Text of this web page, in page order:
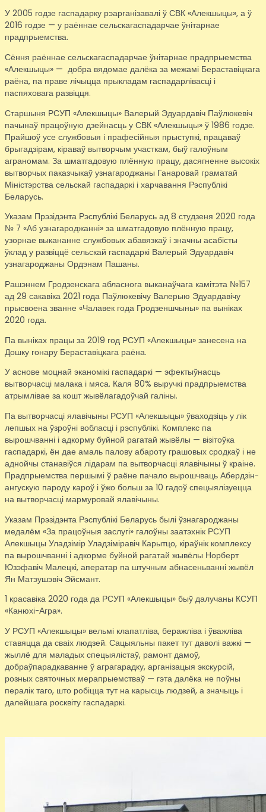
У 2005 годзе гаспадарку рэарганізавалі ў СВК «Алекшыцы», а ў
2016 годзе — у раённае сельскагаспадарчае ўнітарнае
прадпрыемства.
Сёння раённае сельскагаспадарчае ўнітарнае прадпрыемства
«Алекшыцы» — добра вядомае далёка за межамі Бераставіцкага
раёна, па праве лічыцца прыкладам гаспадарлівасці і
паспяховага развіцця.
Старшыня РСУП «Алекшыцы» Валерый Эдуардавіч Паўлюкевіч
пачынаў працоўную дзейнасць у СВК «Алекшыцы» ў 1986 годзе.
Прайшоў усе службовыя і прафесійныя прыступкі, працаваў
брыгадзірам, кіраваў вытворчым участкам, быў галоўным
аграномам. За шматгадовую плённую працу, дасягненне высокіх
вытворчых паказчыкаў узнагароджаны Ганаровай граматай
Міністэрства сельскай гаспадаркі і харчавання Рэспублікі
Беларусь.
Указам Прэзідэнта Рэспублікі Беларусь ад 8 студзеня 2020 года
№ 7 «Аб узнагароджанні» за шматгадовую плённую працу,
узорнае выкананне службовых абавязкаў і значны асабісты
ўклад у развіццё сельскай гаспадаркі Валерый Эдуардавіч
узнагароджаны Ордэнам Пашаны.
Рашэннем Гродзенскага абласнога выканаўчага камітэта №157
ад 29 сакавіка 2021 года Паўлюкевічу Валерыю Эдуардавічу
прысвоена званне «Чалавек года Гродзеншчыны» па выніках
2020 года.
Па выніках працы за 2019 год РСУП «Алекшыцы» занесена на
Дошку гонару Бераставіцкага раёна.
У аснове моцнай эканомікі гаспадаркі — эфектыўнасць
вытворчасці малака і мяса. Каля 80% выручкі прадпрыемства
атрымлівае за кошт жывёлагадоўчай галіны.
Па вытворчасці ялавічыны РСУП «Алекшыцы» ўваходзіць у лік
лепшых на ўзроўні вобласці і рэспублікі. Комплекс па
вырошчванні і адкорму буйной рагатай жывёлы — візітоўка
гаспадаркі, ён дае амаль палову абароту грашовых сродкаў і не
аднойчы станавіўся лідарам па вытворчасці ялавічыны ў краіне.
Прадпрыемства першымі ў раёне пачало вырошчваць Абердзін-
ангускую пароду кароў і ўжо больш за 10 гадоў спецыялізуецца
на вытворчасці мармуровай ялавічыны.
Указам Прэзідэнта Рэспублікі Беларусь былі ўзнагароджаны
медалём «За працоўныя заслугі» галоўны заатэхнік РСУП
Алекшыцы Уладзімір Уладзіміравіч Карытцо, кіраўнік комплексу
па вырошчванні і адкорме буйной рагатай жывёлы Норберт
Юзэфавіч Малецкі, аператар па штучным абнасеньванні жывёл
Ян Матэушэвіч Эйсмант.
1 красавіка 2020 года да РСУП «Алекшыцы» быў далучаны КСУП
«Канюхі-Агра».
У РСУП «Алекшыцы» вельмі клапатліва, беражліва і ўважліва
ставяцца да сваіх людзей. Сацыяльны пакет тут даволі важкі —
жыллё для маладых спецыялістаў, рамонт дамоў,
добраўпарадкаванне ў аграгарадку, арганізацыя экскурсій,
розных святочных мерапрыемстваў — гэта далёка не поўны
пералік таго, што робіцца тут на карысць людзей, а значыць і
далейшага росквіту гаспадаркі.